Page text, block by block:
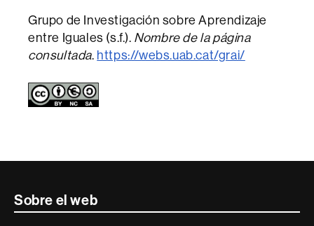
Grupo de Investigación sobre Aprendizaje
entre Iguales (s.f.). Nombre de la página
consultada. https://webs.uab.cat/grai/
Contacte
Sobre el web